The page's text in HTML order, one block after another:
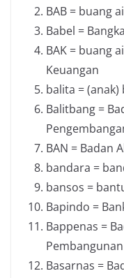
BAB = buang
Babel =
BAK = buang
Keuangan
balita =
Balitbang =
BAN = Badan
bandara =
bansos =
Bapindo =
Bappenas =
Basarnas =